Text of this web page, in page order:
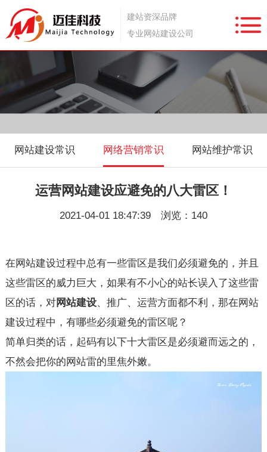
建站资深品牌
专业网站建设公司
网站建设常识 网络营销常识 网站维护常识
运营网站建设应避免的八大雷区！
2021-04-01 18:47:39 浏览：140
在网站建设过程中总有一些雷区是我们必须避免的，并且
这些雷区的威力巨大，如果有不小心的站长误入了这些雷
区的话，对网站建设、 推广、运营方面都不利，那在网站
建设过程中，有哪些必须避免的雷区呢？
简单归类的话，起码有以下十大雷区是必须避而远之的，
不然会把你的网站雷的里焦外嫩。